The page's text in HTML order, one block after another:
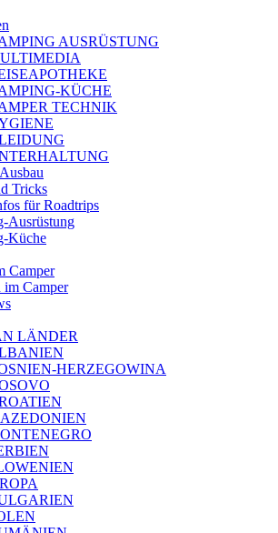
AUSRÜSTUNG
KÜCHE
TECHNIK
Tricks
für Roadtrips
Ausrüstung
Küche
Camper
im Camper
LÄNDER
HERZEGOWINA